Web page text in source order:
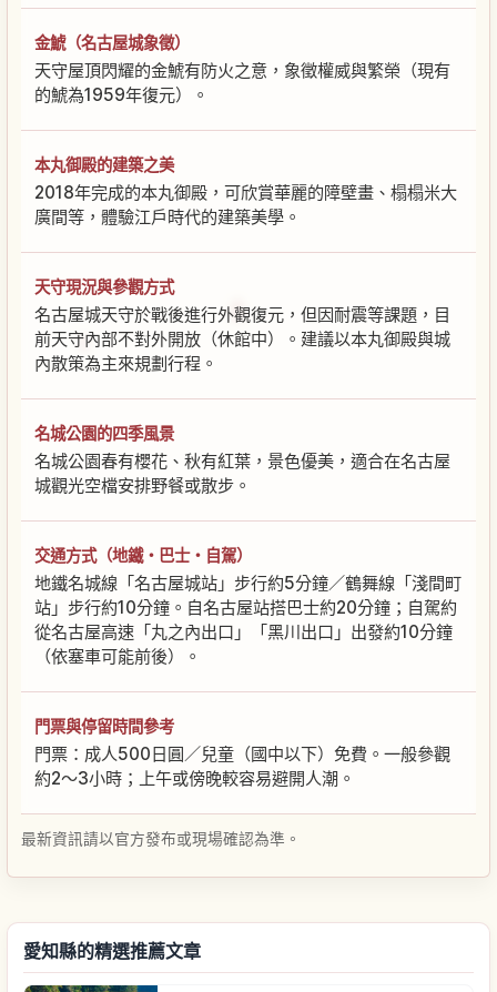
金鯱（名古屋城象徵）
天守屋頂閃耀的金鯱有防火之意，象徵權威與繁榮（現有
的鯱為1959年復元）。
本丸御殿的建築之美
2018年完成的本丸御殿，可欣賞華麗的障壁畫、榻榻米大
廣間等，體驗江戶時代的建築美學。
天守現況與參觀方式
名古屋城天守於戰後進行外觀復元，但因耐震等課題，目
前天守內部不對外開放（休館中）。建議以本丸御殿與城
內散策為主來規劃行程。
名城公園的四季風景
名城公園春有櫻花、秋有紅葉，景色優美，適合在名古屋
城觀光空檔安排野餐或散步。
交通方式（地鐵・巴士・自駕）
地鐵名城線「名古屋城站」步行約5分鐘／鶴舞線「淺間町
站」步行約10分鐘。自名古屋站搭巴士約20分鐘；自駕約
從名古屋高速「丸之內出口」「黑川出口」出發約10分鐘
（依塞車可能前後）。
門票與停留時間參考
門票：成人500日圓／兒童（國中以下）免費。一般參觀
約2〜3小時；上午或傍晚較容易避開人潮。
最新資訊請以官方發布或現場確認為準。
愛知縣的精選推薦文章